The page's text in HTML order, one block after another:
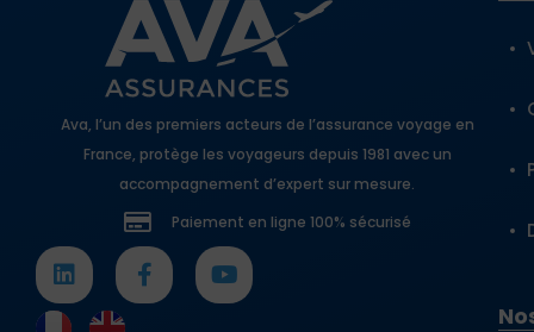
Ava, l’un des premiers acteurs de l’assurance voyage en
France, protège les voyageurs depuis 1981 avec un
accompagnement d’expert sur mesure.
Paiement en ligne 100% sécurisé